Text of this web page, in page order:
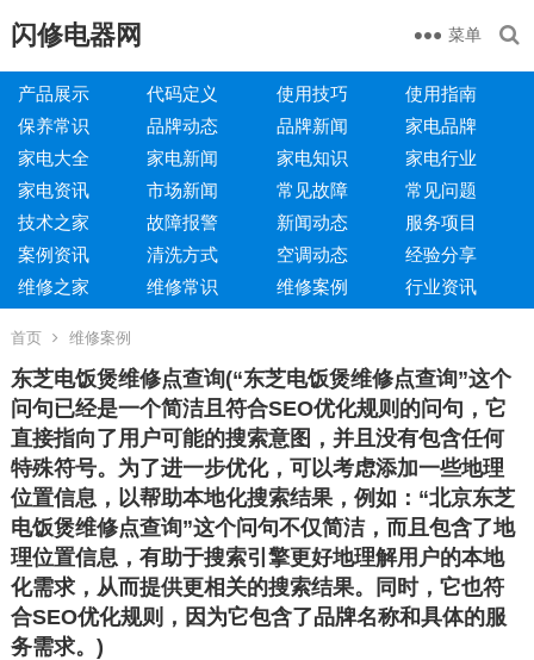
闪修电器网 菜单
产品展示 代码定义 使用技巧
使用指南
保养常识
品牌动态 品牌新闻
家电品牌
家电大全
家电新闻 家电知识
家电行业
家电资讯
市场新闻 常见故障
常见问题
技术之家
故障报警 新闻动态
服务项目
案例资讯
清洗方式 空调动态
经验分享
维修之家
维修常识 维修案例 行业资讯
首页 维修案例
东芝电饭煲维修点查询(“东芝电饭煲维修点查询”这个
问句已经是一个简洁且符合SEO优化规则的问句，它
直接指向了用户可能的搜索意图，并且没有包含任何
特殊符号。为了进一步优化，可以考虑添加一些地理
位置信息，以帮助本地化搜索结果，例如：“北京东芝
电饭煲维修点查询”这个问句不仅简洁，而且包含了地
理位置信息，有助于搜索引擎更好地理解用户的本地
化需求，从而提供更相关的搜索结果。同时，它也符
合SEO优化规则，因为它包含了品牌名称和具体的服
务需求。)